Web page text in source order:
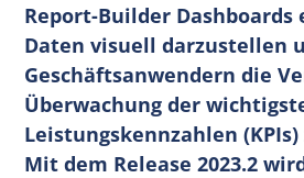
Report-Builder
Daten visuell darzustellen
Geschäftsanwendern die
Überwachung der
Leistungskennzahlen
Mit dem Release 2023.2